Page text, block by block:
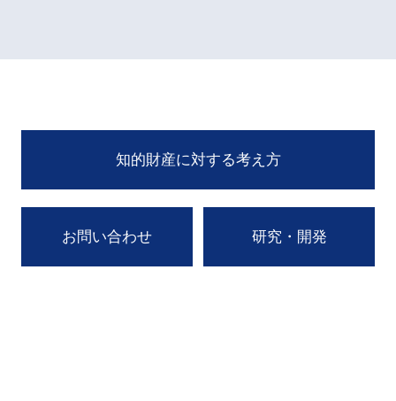
知的財産に対する考え方
お問い合わせ 研究・開発